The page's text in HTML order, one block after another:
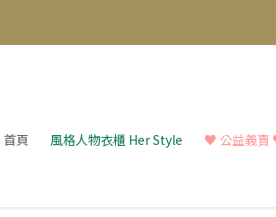
首頁 風格人物衣櫃 Her Style ♥︎ 公益義賣